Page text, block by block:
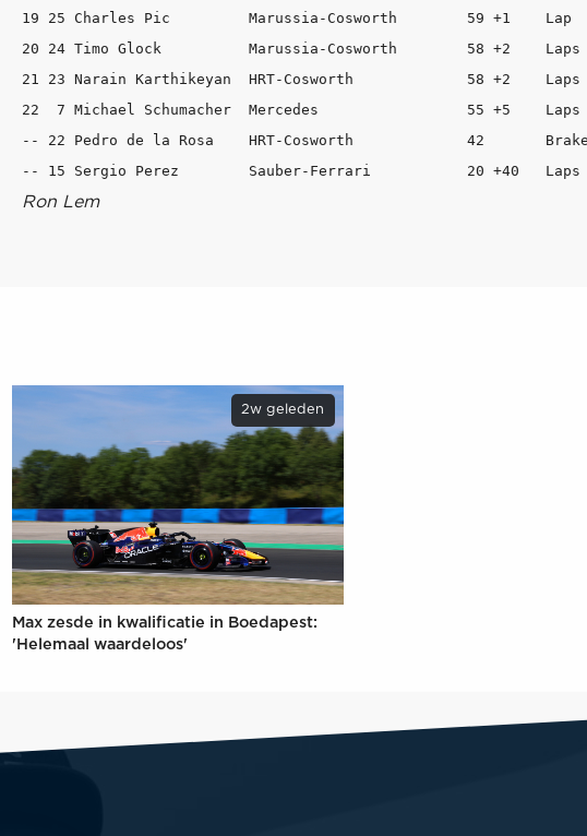
19 25 Charles Pic         Marussia-Cosworth        59 +1    Lap
20 24 Timo Glock          Marussia-Cosworth        58 +2    Laps
21 23 Narain Karthikeyan  HRT-Cosworth             58 +2    Laps
22  7 Michael Schumacher  Mercedes                 55 +5
-- 22 Pedro de la Rosa    HRT-Cosworth             42
Ron Lem
2w geleden
Max zesde in kwalificatie in Boedapest:
'Helemaal waardeloos'